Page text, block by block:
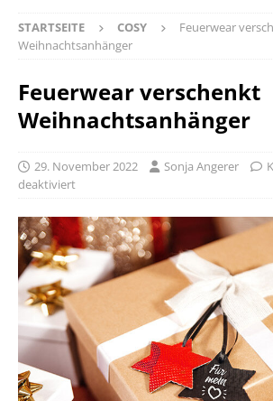
STARTSEITE COSY
Feuerwear
Weihnachtsanhänger
Feuerwear verschenkt
Weihnachtsanhänger
29. November 2022 Sonja Angerer
deaktiviert